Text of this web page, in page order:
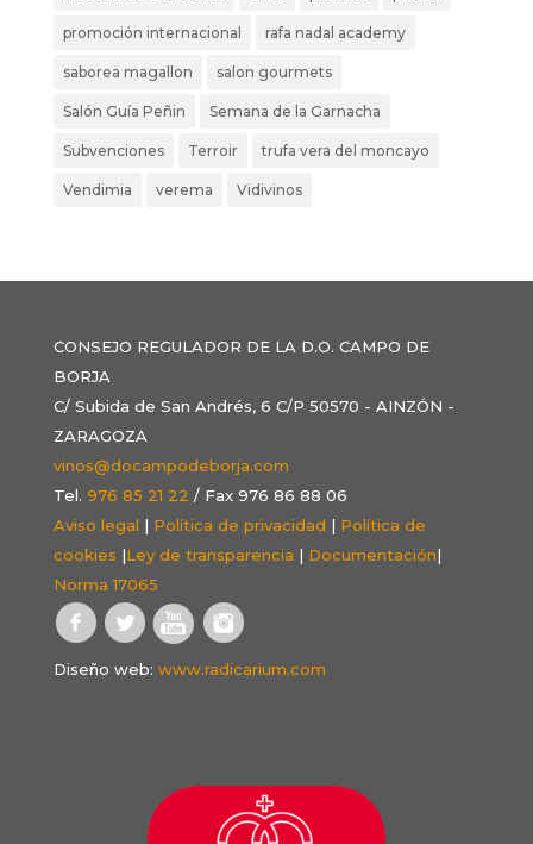
promoción internacional rafa nadal academy
saborea magallon salon gourmets
Salón Guía Peñin Semana de la Garnacha
Subvenciones Terroir trufa vera del moncayo
Vendimia verema Vidivinos
CONSEJO REGULADOR DE LA D.O. CAMPO DE
BORJA
C/ Subida de San Andrés, 6 C/P 50570 - AINZÓN -
ZARAGOZA
vinos@docampodeborja.com
Tel. 976 85 21 22 / Fax 976 86 88 06
Aviso legal | Política de privacidad | Política de
cookies |Ley de transparencia | Documentación|
Norma 17065
Diseño web: www.radicarium.com